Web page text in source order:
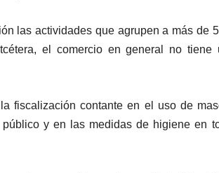
las actividades que agrupen a más de
el comercio en general no tiene
fiscalización contante en el uso de
y en las medidas de higiene en